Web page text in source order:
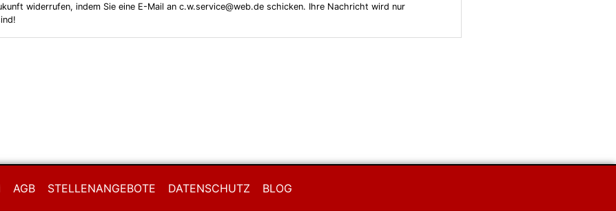
widerrufen, indem Sie eine E-Mail an c.w.service@web.de schicken. Ihre Nachricht wird nur
AGB STELLENANGEBOTE DATENSCHUTZ BLOG